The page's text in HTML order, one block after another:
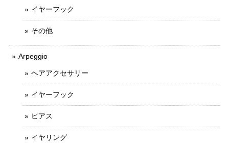
イヤーフック
その他
Arpeggio
ヘアアクセサリー
イヤーフック
ピアス
イヤリング